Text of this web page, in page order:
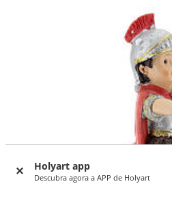
Holyart app
Descubra agora a APP de Holyart